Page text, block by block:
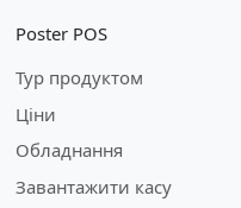
Poster POS
Тур продуктом
Ціни
Обладнання
Завантажити касу